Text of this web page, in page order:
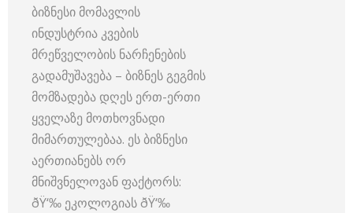
ბიზნესი მომავლის
ინდუსტრია კვების
მრეწველობის ნარჩენების
გადამუშავება – ბიზნეს გეგმის
მომზადება დღეს ერთ-ერთი
ყველაზე მოთხოვნადი
მიმართულებაა. ეს ბიზნესი
აერთიანებს ორ
მნიშვნელოვან ფაქტორს:
ðŸ‘‰ ეკოლოგიას ðŸ‘‰